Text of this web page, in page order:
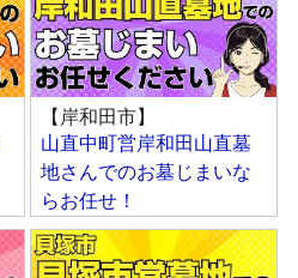
【岸和田市】
山直中町営岸和田山直墓
地さんでのお墓じまいな
らお任せ！